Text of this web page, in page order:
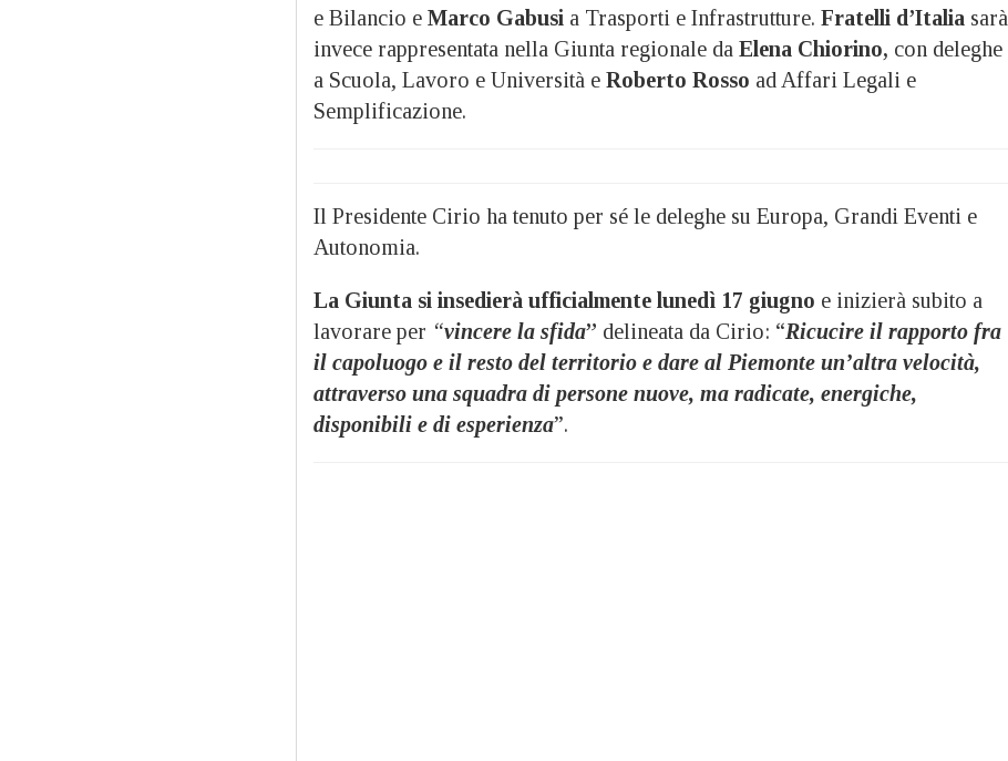
e Bilancio e Marco Gabusi a Trasporti e Infrastrutture. Fratelli d’Italia sarà
invece rappresentata nella Giunta regionale da Elena Chiorino, con deleghe
a Scuola, Lavoro e Università e Roberto Rosso ad Affari Legali e
Semplificazione.
Il Presidente Cirio ha tenuto per sé le deleghe su Europa, Grandi Eventi e
Autonomia.
La Giunta si insedierà ufficialmente lunedì 17 giugno e inizierà subito a
lavorare per “vincere la sfida” delineata da Cirio: “Ricucire il rapporto fra
il capoluogo e il resto del territorio e dare al Piemonte un’altra velocità,
attraverso una squadra di persone nuove, ma radicate, energiche,
disponibili e di esperienza”.